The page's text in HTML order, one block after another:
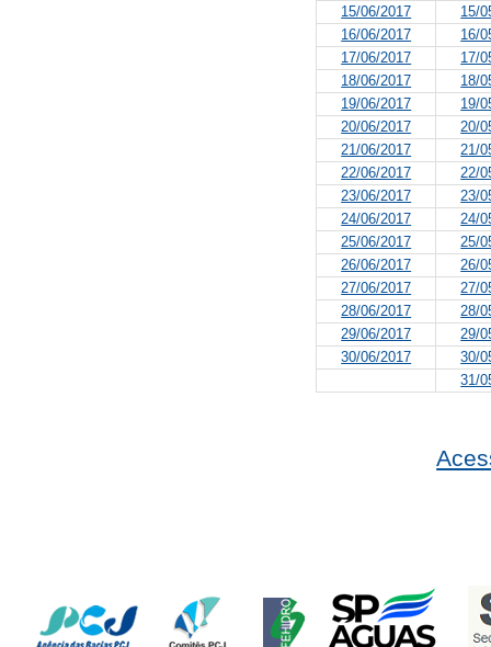
15/06/2017
15/
16/06/2017
16/
17/06/2017
17/
18/06/2017
18/
19/06/2017
19/
20/06/2017
20/
21/06/2017
21/
22/06/2017
22/
23/06/2017
23/
24/06/2017
24/
25/06/2017
25/
26/06/2017
26/
27/06/2017
27/
28/06/2017
28/
29/06/2017
29/
30/06/2017
30/
31/